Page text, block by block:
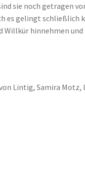
sie noch getragen
gelingt schließlich
hinnehmen
Lintig, Samira Motz,